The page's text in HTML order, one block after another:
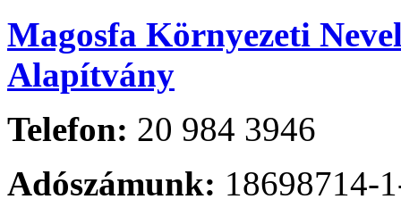
Magosfa Környezeti
Alapítvány
Telefon: 20 984 3946
Adószámunk: 18698714-